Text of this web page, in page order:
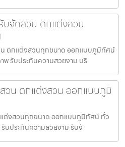
จัดสวน ตกแต่งสวน
ตกแต่งสวนทุกขนาด ออกแบบภูมิทัศน์
พ รับประกันความสวยงาม บริ
วน ตกแต่งสวน ออกแบบภูมิ
ต่งสวนทุกขนาด ออกแบบภูมิทัศน์ ทั่ว
บประกันความสวยงาม รับจั